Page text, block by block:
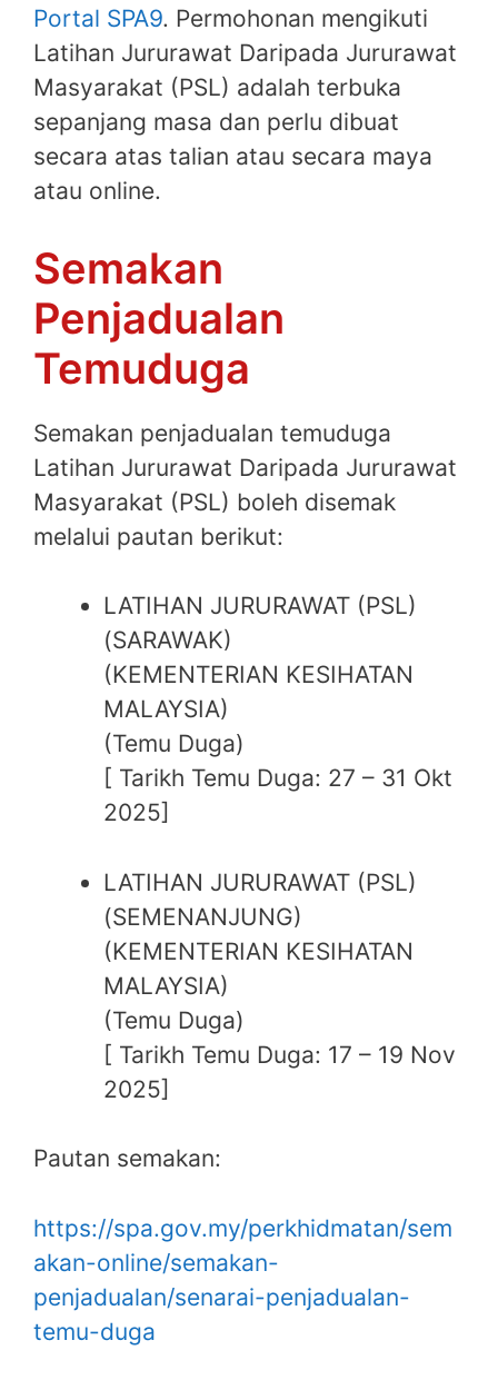
Portal SPA9. Permohonan mengikuti
Latihan Jururawat Daripada Jururawat
Masyarakat (PSL) adalah terbuka
sepanjang masa dan perlu dibuat
secara atas talian atau secara maya
atau online.
Semakan
Penjadualan
Temuduga
Semakan penjadualan temuduga
Latihan Jururawat Daripada Jururawat
Masyarakat (PSL) boleh disemak
melalui pautan berikut:
LATIHAN JURURAWAT (PSL)
(SARAWAK)
(KEMENTERIAN KESIHATAN
MALAYSIA)
(Temu Duga)
[ Tarikh Temu Duga: 27 – 31 Okt
2025]
LATIHAN JURURAWAT (PSL)
(SEMENANJUNG)
(KEMENTERIAN KESIHATAN
MALAYSIA)
(Temu Duga)
[ Tarikh Temu Duga: 17 – 19 Nov
2025]
Pautan semakan:
https://spa.gov.my/perkhidmatan/sem
akan-online/semakan-
penjadualan/senarai-penjadualan-
temu-duga